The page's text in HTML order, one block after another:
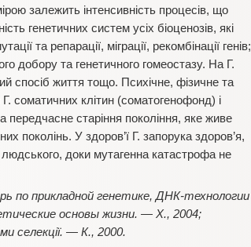
залежить інтенсивність процесів, що
генетичних систем усіх біоценозів, які
та репарації, міграції, рекомбінації генів;
добору та генетичного гомеостазу. На Г.
спосіб життя тощо. Психічне, фізичне та
соматичних клітин (соматогенофонд) і
старіння покоління, яке живе
поколінь. У здоров’ї Г. запорука здоров’я,
доки мутагенна катастрофа не
по прикладной генетике, ДНК-технологии
основы жизни. — Х., 2004;
селекції. — К., 2000.